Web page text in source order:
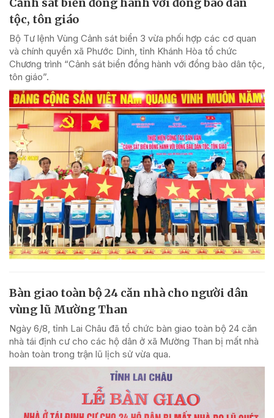
tộc, tôn giáo
Bộ Tư lệnh Vùng Cảnh sát biển 3 vừa phối hợp các cơ quan
và chính quyền xã Phước Dinh, tỉnh Khánh Hòa tổ chức
Chương trình “Cảnh sát biển đồng hành với đồng bào dân tộc,
tôn giáo”.
Bàn giao toàn bộ 24 căn nhà cho người dân
vùng lũ Mường Than
Ngày 6/8, tỉnh Lai Châu đã tổ chức bàn giao toàn bộ 24 căn
nhà tái định cư cho các hộ dân ở xã Mường Than bị mất nhà
hoàn toàn trong trận lũ lịch sử vừa qua.